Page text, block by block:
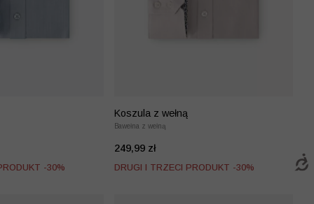
-30%
Koszula z wełną
Bawełna z wełną
249,99 zł
DRUGI I TRZECI PRODUKT -30%